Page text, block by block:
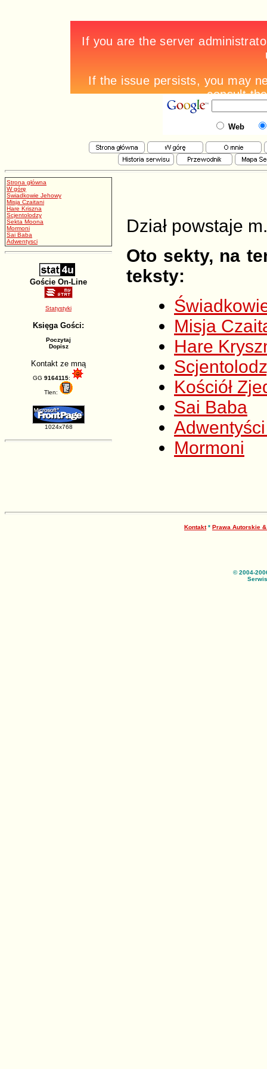
Web
Strona główna
W górę
Swiadkowie Jehowy
Misja Czaitani
Hare Kriszna
Scjentolodzy
Sekta Moona
Mormoni
Sai Baba
Adwentysci
Goście On-Line
Statystyki
Księga Gości:
Poczytaj
Dopisz
Kontakt ze mną
GG 9164115:
Tlen:
1024x768
Dział powstaje
Oto sekty, na
teksty:
Misja
Hare
Kościół
Sai Baba
Mormoni
Kontakt* Prawa Autorskie &
© 2004-